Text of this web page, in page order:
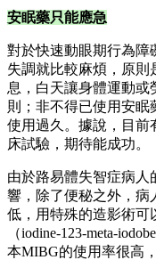
安眠藥只能應急
對於快速動眼期行為障
失調就比較麻煩，原
息，白天讓身體運動或
則；非不得已使用安
使用過久。據說，目前
床試驗，期待能成功。
由於路易體失智症病
響，除了便秘之外，病
低，用特殊的造影術可
（iodine-123-meta-
本MIBG的使用率很高